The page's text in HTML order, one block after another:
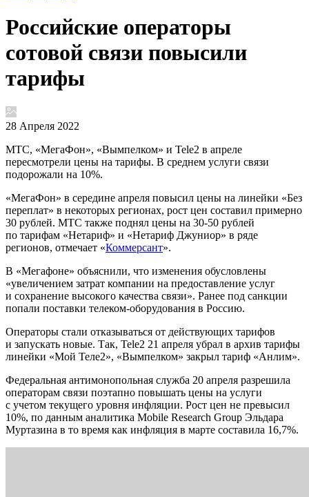
Российские операторы
сотовой связи повысили
тарифы
28 Апреля 2022
МТС, «МегаФон», «Вымпелком» и Tele2 в апреле
пересмотрели цены на тарифы. В среднем услуги связи
подорожали на 10%.
«МегаФон» в середине апреля повысил цены на линейки «Без
переплат» в некоторых регионах, рост цен составил примерно
30 рублей. МТС также поднял цены на 30-50 рублей
по тарифам «Нетариф» и «Нетариф Джуниор» в ряде
регионов, отмечает «Коммерсант».
В «Мегафоне» объяснили, что изменения обусловлены
«увеличением затрат компании на предоставление услуг
и сохранение высокого качества связи». Ранее под санкции
попали поставки телеком-оборудования в Россию.
Операторы стали отказываться от действующих тарифов
и запускать новые. Так, Tele2 21 апреля убрал в архив тарифы
линейки «Мой Теле2», «Вымпелком» закрыл тариф «Анлим».
Федеральная антимонопольная служба 20 апреля разрешила
операторам связи поэтапно повышать цены на услуги
с учетом текущего уровня инфляции. Рост цен не превысил
10%, по данным аналитика Mobile Research Group Эльдара
Муртазина в то время как инфляция в марте составила 16,7%.